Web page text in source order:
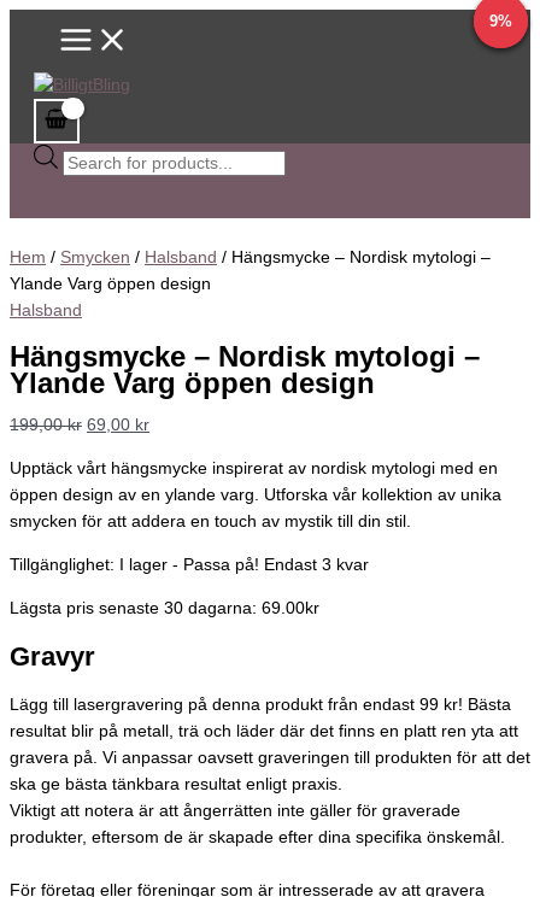
HoppaMain
Sök
efter
Hem / Smycken / Halsband / Hängsmycke – Nordisk mytologi –
Ylande Varg öppen design
Halsband
Hängsmycke – Nordisk mytologi –
Ylande Varg öppen design
199,00kr
Det
ursprungliga
var:
69,00 kr
Det
Upptäck vårt hängsmycke inspirerat av nordisk mytologi med en
öppen design av en ylande varg. Utforska vår kollektion av unika
smycken för att addera en touch av mystik till din stil.
Tillgänglighet: I lager - Passa på! Endast 3 kvar
Lägsta pris senaste 30 dagarna: 69.00kr
Gravyr
Lägg till lasergravering på denna produkt från endast 99 kr! Bästa
resultat blir på metall, trä och läder där det finns en platt ren yta att
gravera på. Vi anpassar oavsett graveringen till produkten för att det
ska ge bästa tänkbara resultat enligt praxis.
Viktigt att notera är att ångerrätten inte gäller för graverade
produkter, eftersom de är skapade efter dina specifika önskemål.
För företag eller föreningar som är intresserade av att gravera
Hängsmycke
mytologi
Ylande
Varg
design
mängd
15%
Det
var:
Det
10%
Det
var:
Det
9%
Det
var:
Det
9%
Det
var:
Det